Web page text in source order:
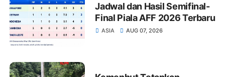
Jadwal dan Hasil Semifinal-
Final Piala AFF 2026 Terbaru
ASIA AUG 07, 2026